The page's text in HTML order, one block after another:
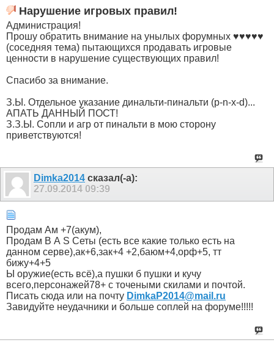
Нарушение игровых правил!
Администрация!
Прошу обратить внимание на унылых форумных ♥♥♥♥♥
(соседняя тема) пытающихся продавать игровые
ценности в нарушение существующих правил!
Спасибо за внимание.
З.Ы. Отдельное указание динальти-пинальти (p-n-x-d)...
АПАТЬ ДАННЫЙ ПОСТ!
З.З.Ы. Сопли и агр от пинальти в мою сторону
приветствуются!
Dimka2014 сказал(-а):
27.09.2014 09:39
Продам Ам +7(акум),
Продам В А S Сеты (есть все какие только есть на
данном серве),ак+6,зак+4 +2,баюм+4,орф+5, тт
бижу+4+5
Ы оружие(есть всё),а пушки б пушки и кучу
всего,персонажей78+ c точеными скилами и почтой.
Писать сюда или на почту DimkaP2014@mail.ru
Завидуйте неудачники и больше соплей на форуме!!!!!